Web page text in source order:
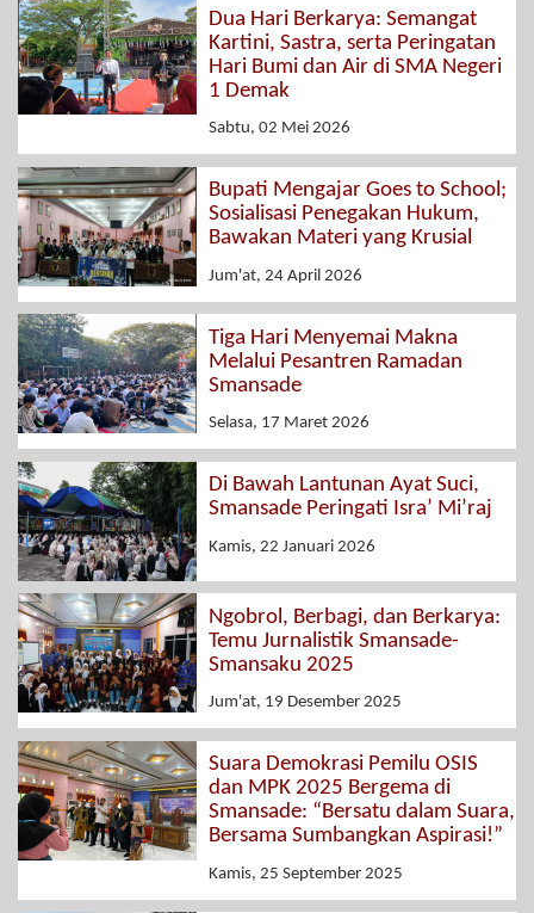
Dua Hari Berkarya: Semangat
Kartini, Sastra, serta Peringatan
Hari Bumi dan Air di SMA Negeri
1 Demak
Sabtu, 02 Mei 2026
Bupati Mengajar Goes to School;
Sosialisasi Penegakan Hukum,
Bawakan Materi yang Krusial
Jum'at, 24 April 2026
Tiga Hari Menyemai Makna
Melalui Pesantren Ramadan
Smansade
Selasa, 17 Maret 2026
Di Bawah Lantunan Ayat Suci,
Smansade Peringati Isra’ Mi’raj
Kamis, 22 Januari 2026
Ngobrol, Berbagi, dan Berkarya:
Temu Jurnalistik Smansade-
Smansaku 2025
Jum'at, 19 Desember 2025
Suara Demokrasi Pemilu OSIS
dan MPK 2025 Bergema di
Smansade: “Bersatu dalam Suara,
Bersama Sumbangkan Aspirasi!”
Kamis, 25 September 2025